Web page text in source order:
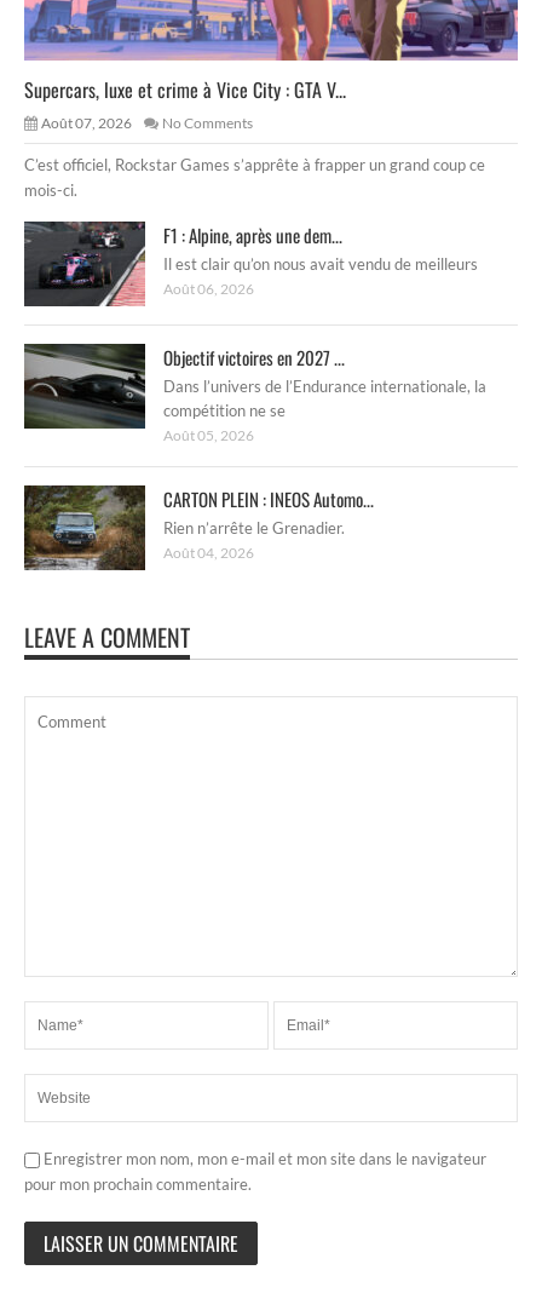
Supercars, luxe et crime à Vice City : GTA V...
Août 07, 2026 No Comments
C’est officiel, Rockstar Games s’apprête à frapper un grand coup ce
mois-ci.
F1 : Alpine, après une dem...
Il est clair qu’on nous avait vendu de meilleurs
Août 06, 2026
Objectif victoires en 2027 ...
Dans l’univers de l’Endurance internationale, la
compétition ne se
Août 05, 2026
CARTON PLEIN : INEOS Automo...
Rien n’arrête le Grenadier.
Août 04, 2026
LEAVE A COMMENT
Enregistrer mon nom, mon e-mail et mon site dans le navigateur
pour mon prochain commentaire.